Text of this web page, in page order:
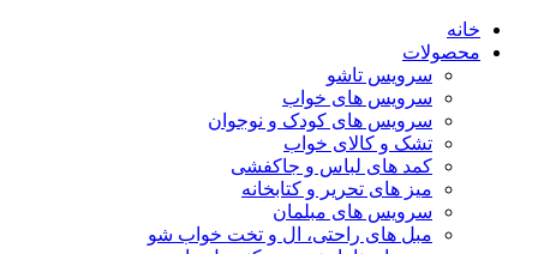
خانه
محصولات
سرویس تاشو
سرویس های خواب
سرویس های کودک و نوجوان
تشک و کالای خواب
کمد های لباس و جاکفشی
میز های تحریر و کتابخانه
سرویس های مبلمان
مبل های راحتی، ال و تخت خواب شو